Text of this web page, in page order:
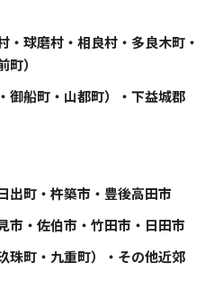
・球磨村・相良村・多良木町・
）
御船町・山都町）・下益城郡
出町・杵築市・豊後高田市
市・佐伯市・竹田市・日田市
珠町・九重町）・その他近郊